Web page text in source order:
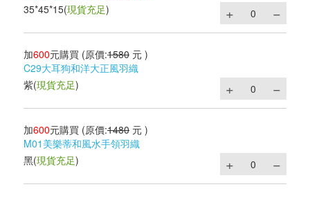
35*45*15(現貨充足)
加600元購買 (原價:1580 元 )
C29大耳狗和洋大正風羽織
紫(現貨充足)
加600元購買 (原價:1480 元 )
M01美樂蒂和風水手領羽織
黑(現貨充足)